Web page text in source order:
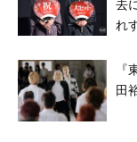
去
れ
田